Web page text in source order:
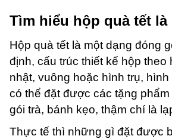
Tìm hiểu hộp quà tết là
Hộp quà tết là một dạng đóng
định, cấu trúc thiết kế hộp
nhật, vuông hoặc hình trụ,
có thể đặt được các tặng
gói trà, bánh kẹo, thậm chí là
Thực tế thì những gì đặt được